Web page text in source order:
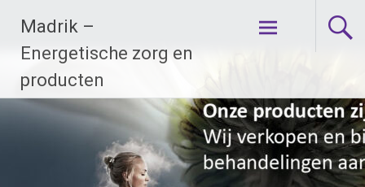
naarMadrik –
Energetische zorg en
producten